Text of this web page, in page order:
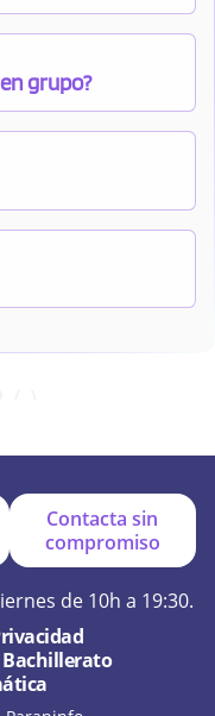
grupo?
Contacta sin
compromiso
de 10h a 19:30.
Bachillerato